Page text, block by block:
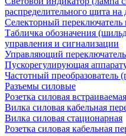
распределительного щита на
Селекторный переключатель
Табличка обозначения
управления и сигнализации
Управляющий
Пускорегулирующая
Частотный преобразователь
Разъемы силовые
Розетка силовая встраиваемая
Вилка силовая кабельная
Вилка силовая стационарная
Розетка силовая кабельная